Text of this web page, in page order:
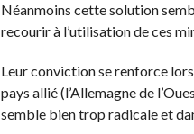
Néanmoins cette solution
recourir à l’utilisation de ces
Leur conviction se renforce
pays allié (l’Allemagne de
semble bien trop radicale et